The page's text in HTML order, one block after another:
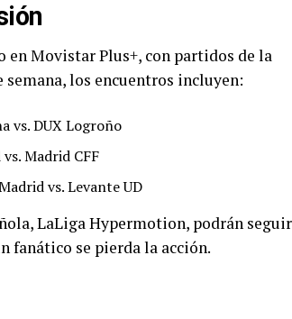
Movistar Plus+, con partidos de la
los encuentros incluyen:
vs. DUX Logroño
Madrid CFF
vs. Levante UD
LaLiga Hypermotion, podrán seguir
fanático se pierda la acción.